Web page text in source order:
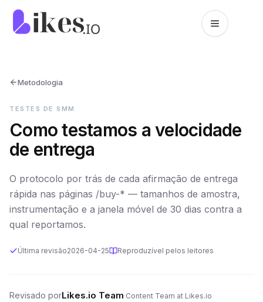
Pular para o conteúdo
Página inicial da Likes.io
Metodologia
TESTES DE SMM
Como testamos a velocidade
de entrega
O protocolo por trás de cada afirmação de entrega
rápida nas páginas /buy-* — tamanhos de amostra,
instrumentação e a janela móvel de 30 dias contra a
qual reportamos.
Última revisão2026-04-25 Reproduzível pelos leitores
Revisado porLikes.io Team·Content Team at Likes.io